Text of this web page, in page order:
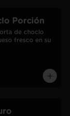
Porción
de choclo
fresco en su